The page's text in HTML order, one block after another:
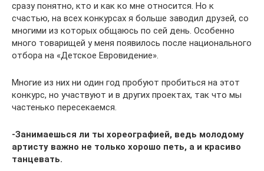
сразу понятно, кто и как ко мне относится. Но к
счастью, на всех конкурсах я больше заводил друзей, со
многими из которых общаюсь по сей день. Особенно
много товарищей у меня появилось после национального
отбора на «Детское Евровидение».
Многие из них ни один год пробуют пробиться на этот
конкурс, но участвуют и в других проектах, так что мы
частенько пересекаемся.
-Занимаешься ли ты хореографией, ведь молодому
артисту важно не только хорошо петь, а и красиво
танцевать.